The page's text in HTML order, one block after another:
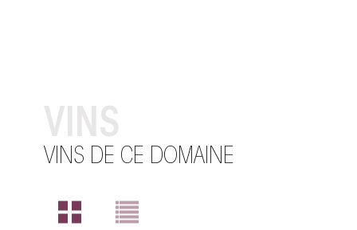
VINS
VINS DE CE DOMAINE